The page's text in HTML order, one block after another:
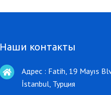
Наши контакты
Адрес : Fatih, 19 Mayıs
İstanbul, Турция